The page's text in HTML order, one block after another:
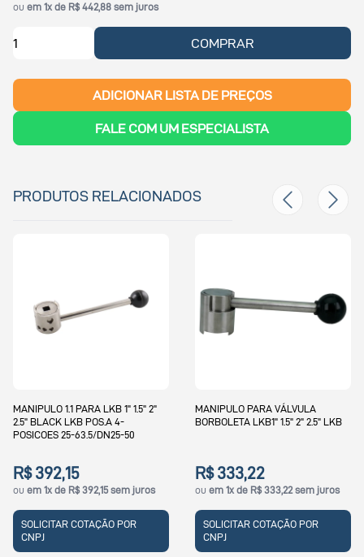
ou em 1x de R$ 442,88 sem juros
COMPRAR
ADICIONAR LISTA DE PREÇOS
FALE COM UM ESPECIALISTA
PRODUTOS RELACIONADOS
MANIPULO 1.1 PARA LKB 1" 1.5" 2"
2.5" BLACK LKB POS.A 4-
POSICOES 25-63.5/DN25-50
R$ 392,15
ou em 1x de R$ 392,15 sem juros
SOLICITAR COTAÇÃO POR
CNPJ
MANIPULO PARA VÁLVULA
BORBOLETA LKB1" 1.5" 2" 2.5" LKB
R$ 333,22
ou em 1x de R$ 333,22 sem juros
SOLICITAR COTAÇÃO POR
CNPJ